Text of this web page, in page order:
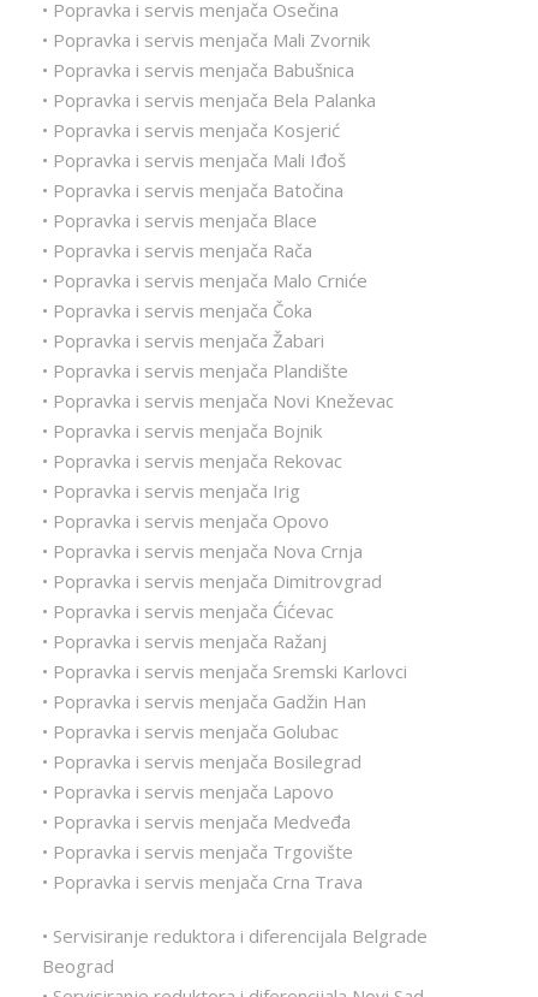
• Popravka i servis menjača Osečina
• Popravka i servis menjača Mali Zvornik
• Popravka i servis menjača Babušnica
• Popravka i servis menjača Bela Palanka
• Popravka i servis menjača Kosjerić
• Popravka i servis menjača Mali Iđoš
• Popravka i servis menjača Batočina
• Popravka i servis menjača Blace
• Popravka i servis menjača Rača
• Popravka i servis menjača Malo Crniće
• Popravka i servis menjača Čoka
• Popravka i servis menjača Žabari
• Popravka i servis menjača Plandište
• Popravka i servis menjača Novi Kneževac
• Popravka i servis menjača Bojnik
• Popravka i servis menjača Rekovac
• Popravka i servis menjača Irig
• Popravka i servis menjača Opovo
• Popravka i servis menjača Nova Crnja
• Popravka i servis menjača Dimitrovgrad
• Popravka i servis menjača Ćićevac
• Popravka i servis menjača Ražanj
• Popravka i servis menjača Sremski Karlovci
• Popravka i servis menjača Gadžin Han
• Popravka i servis menjača Golubac
• Popravka i servis menjača Bosilegrad
• Popravka i servis menjača Lapovo
• Popravka i servis menjača Medveđa
• Popravka i servis menjača Trgovište
• Popravka i servis menjača Crna Trava
• Servisiranje reduktora i diferencijala Belgrade
Beograd